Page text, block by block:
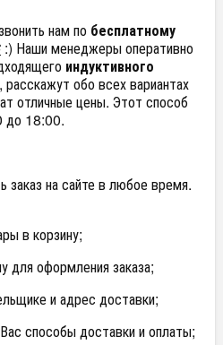
нам по бесплатному
:) Наши менеджеры оперативно
индуктивного
, расскажут обо всех вариантах
отличные цены. Этот способ
до 18:00.
на сайте в любое время.
в корзину;
для оформления заказа;
и адрес доставки;
способы доставки и оплаты;